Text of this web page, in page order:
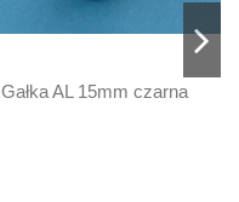
Gałka AL 15mm czarna